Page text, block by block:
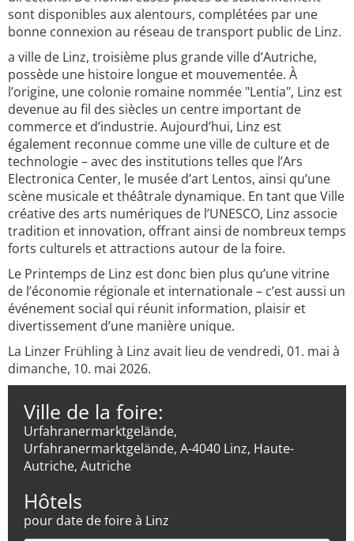
sont disponibles aux alentours, complétées par une
bonne connexion au réseau de transport public de Linz.
a ville de Linz, troisième plus grande ville d’Autriche,
possède une histoire longue et mouvementée. À
l’origine, une colonie romaine nommée "Lentia", Linz est
devenue au fil des siècles un centre important de
commerce et d’industrie. Aujourd’hui, Linz est
également reconnue comme une ville de culture et de
technologie – avec des institutions telles que l’Ars
Electronica Center, le musée d’art Lentos, ainsi qu’une
scène musicale et théâtrale dynamique. En tant que Ville
créative des arts numériques de l’UNESCO, Linz associe
tradition et innovation, offrant ainsi de nombreux temps
forts culturels et attractions autour de la foire.
Le Printemps de Linz est donc bien plus qu’une vitrine
de l’économie régionale et internationale – c’est aussi un
événement social qui réunit information, plaisir et
divertissement d’une manière unique.
La Linzer Frühling à Linz avait lieu de vendredi, 01. mai à
dimanche, 10. mai 2026.
Ville de la foire:
Urfahranermarktgelände,
Urfahranermarktgelände, A-4040 Linz, Haute-
Autriche, Autriche
Hôtels
pour date de foire à Linz